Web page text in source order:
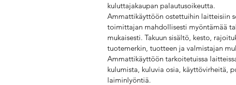
kuluttajakaupan palautusoikeutta.
Ammattikäyttöön ostettuihin laitteisiin
toimittajan mahdollisesti myöntämää
mukaisesti. Takuun sisältö, kesto,
tuotemerkin, tuotteen ja valmistajan
Ammattikäyttöön tarkoitetuissa
kulumista, kuluvia osia, käyttövirheitä,
laiminlyöntiä.